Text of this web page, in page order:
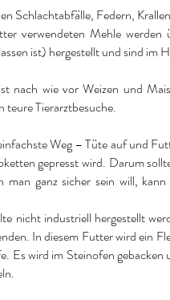
Schlachtabfälle, Federn,
verwendeten Mehle
ist) hergestellt und sind
nach wie vor Weizen und
teure Tierarztbesuche.
Weg – Tüte auf und
gepresst wird. Darum
man ganz sicher sein will,
nicht industriell hergestellt
In diesem Futter wird ein
Es wird im Steinofen